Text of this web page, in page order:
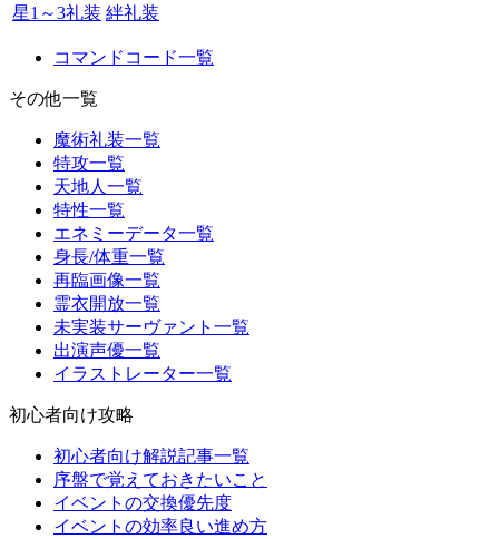
星1～3礼装 絆礼装
コマンドコード一覧
その他一覧
魔術礼装一覧
特攻一覧
天地人一覧
特性一覧
エネミーデータ一覧
身長/体重一覧
再臨画像一覧
霊衣開放一覧
未実装サーヴァント一覧
出演声優一覧
イラストレーター一覧
初心者向け攻略
初心者向け解説記事一覧
序盤で覚えておきたいこと
イベントの交換優先度
イベントの効率良い進め方